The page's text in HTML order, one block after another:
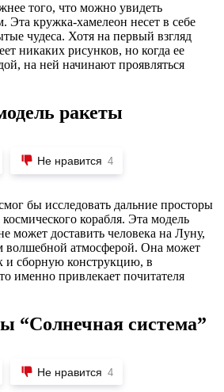
того, что можно увидеть
Эта кружка-хамелеон несет в себе
чудеса. Хотя на первый взгляд
никаких рисунков, но когда ее
на ней начинают проявляться
ракеты
Не нравится 4
бы исследовать дальние просторы
корабля. Эта модель
может доставить человека на Луну,
волшебной атмосферой. Она может
и сборную конструкцию, в
именно привлекает почитателя
“Солнечная система”
Не нравится 4